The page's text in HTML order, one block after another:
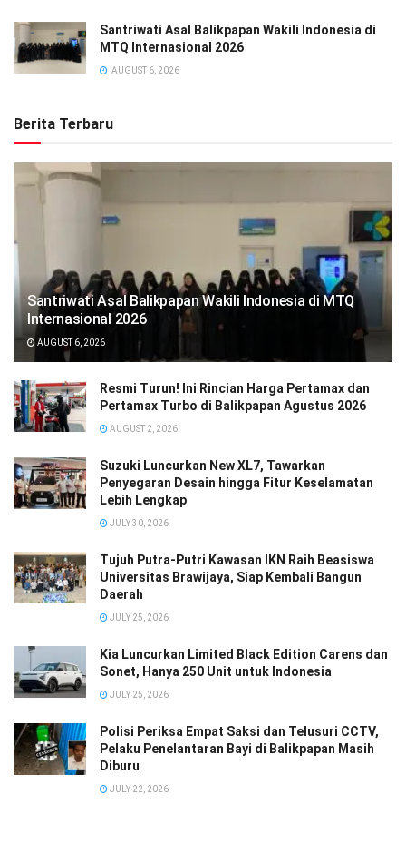
Santriwati Asal Balikpapan Wakili Indonesia di
MTQ Internasional 2026
AUGUST 6, 2026
Berita Terbaru
Santriwati Asal Balikpapan Wakili Indonesia di MTQ
Internasional 2026
AUGUST 6, 2026
Resmi Turun! Ini Rincian Harga Pertamax dan
Pertamax Turbo di Balikpapan Agustus 2026
AUGUST 2, 2026
Suzuki Luncurkan New XL7, Tawarkan
Penyegaran Desain hingga Fitur Keselamatan
Lebih Lengkap
JULY 30, 2026
Tujuh Putra-Putri Kawasan IKN Raih Beasiswa
Universitas Brawijaya, Siap Kembali Bangun
Daerah
JULY 25, 2026
Kia Luncurkan Limited Black Edition Carens dan
Sonet, Hanya 250 Unit untuk Indonesia
JULY 25, 2026
Polisi Periksa Empat Saksi dan Telusuri CCTV,
Pelaku Penelantaran Bayi di Balikpapan Masih
Diburu
JULY 22, 2026